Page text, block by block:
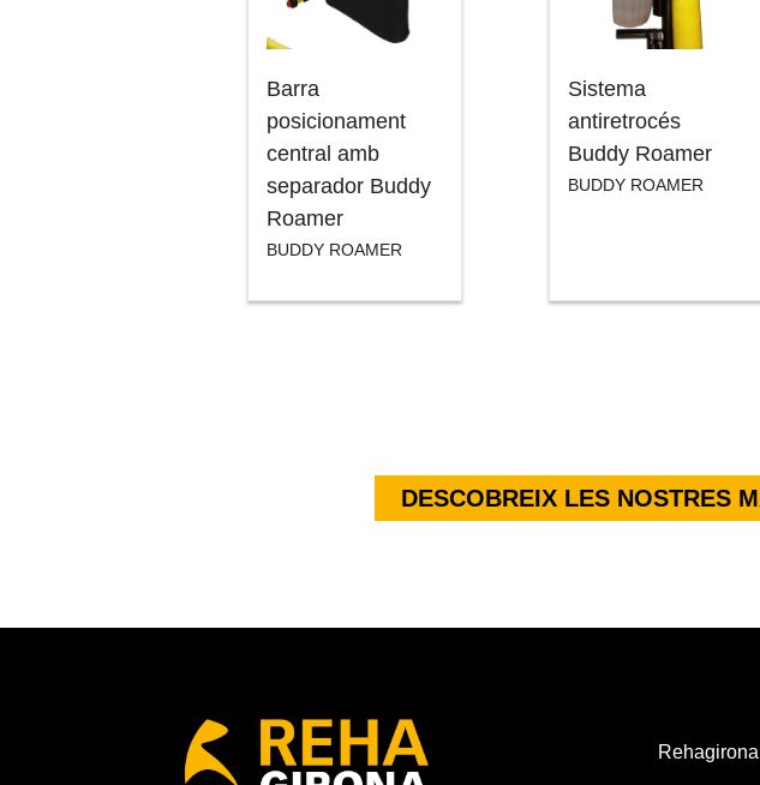
Barra
posicionament
central amb
separador Buddy
Roamer
BUDDY ROAMER
Sistema
antiretrocés
Buddy Roamer
BUDDY ROAMER
DESCOBREIX LES NOSTRES
Rehagirona